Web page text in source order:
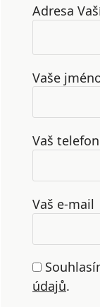
Adresa
Vaše
Vaš
Vaš e-mail
údajů.